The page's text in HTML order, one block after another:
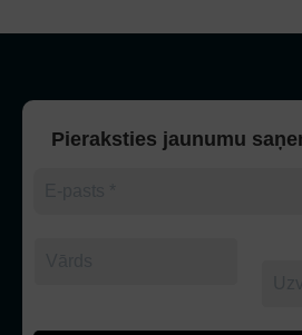
Pieraksties jaunumu